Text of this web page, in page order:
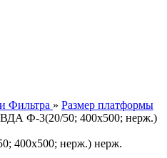
Фильтра » Размер платформы
Ф-3(20/50; 400х500; нерж.)